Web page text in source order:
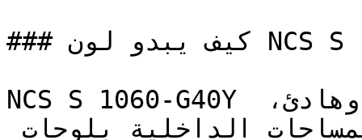
### كيف يبدو لون NCS S 1060-G40Y على جدران المنزل؟
NCS S 1060-G40Y أخضر متوسط النطاق، دافئ وهادئ،